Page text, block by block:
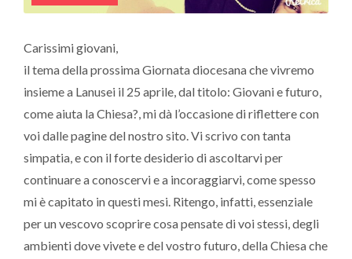
Carissimi giovani,
il tema della prossima Giornata diocesana che vivremo
insieme a Lanusei il 25 aprile, dal titolo: Giovani e futuro,
come aiuta la Chiesa?, mi dà l’occasione di riflettere con
voi dalle pagine del nostro sito. Vi scrivo con tanta
simpatia, e con il forte desiderio di ascoltarvi per
continuare a conoscervi e a incoraggiarvi, come spesso
mi è capitato in questi mesi. Ritengo, infatti, essenziale
per un vescovo scoprire cosa pensate di voi stessi, degli
ambienti dove vivete e del vostro futuro, della Chiesa che